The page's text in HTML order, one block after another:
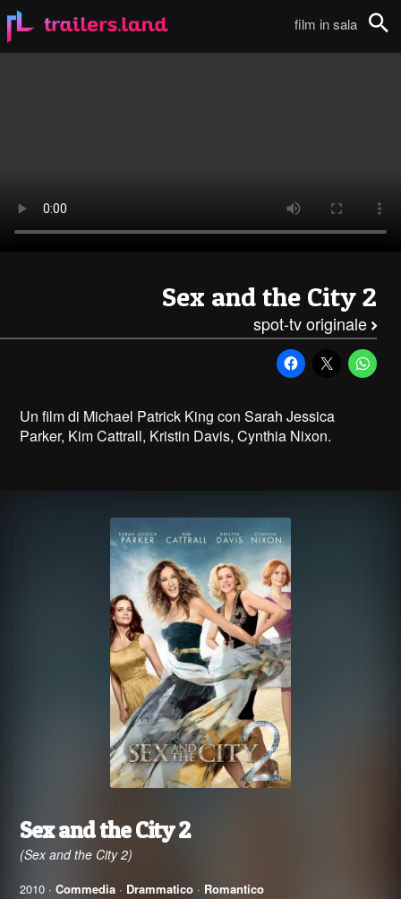
film in sala
Sex and the City 2
spot-tv originale
Un film di Michael Patrick King con Sarah Jessica
Parker, Kim Cattrall, Kristin Davis, Cynthia Nixon.
Sex and the City 2
(Sex and the City 2)
2010 · Commedia · Drammatico · Romantico